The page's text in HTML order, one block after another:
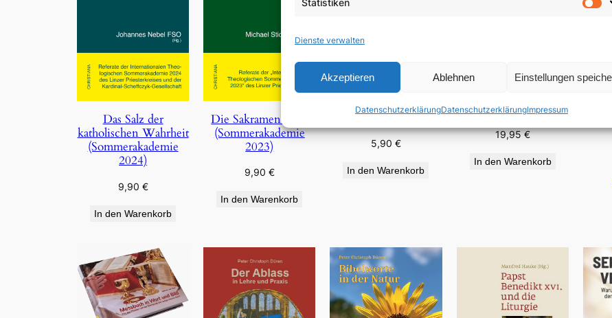
Statistiken
Dienste verwalten
Akzeptieren Ablehnen Einstellungen
DatenschutzerklärungDatenschutzerklärungImpressum
Das Salz der
katholischen Wahrheit
(Sommerakademie
2024)
9,90 €
In den Warenkorb
Die Sakramentalien
(Sommerakademie
2023)
9,90 €
In den Warenkorb
Das Evangelium
anders verkünden
5,90 €
In den Warenkorb
Himmel und Erde
19,95€
In den Warenkorb